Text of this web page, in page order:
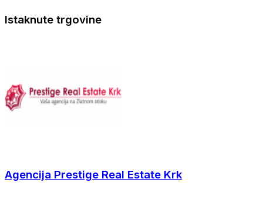
Istaknute trgovine
Agencija Prestige Real Estate Krk